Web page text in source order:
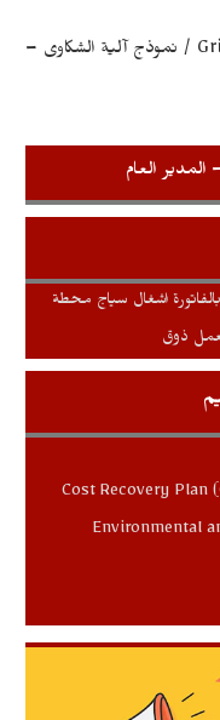
Grievance Mechanism Form – LRESRP / نموذج آلية الشكاوى –
العام
اشغال سياج محطة
Cost Recovery Plan
Environmental